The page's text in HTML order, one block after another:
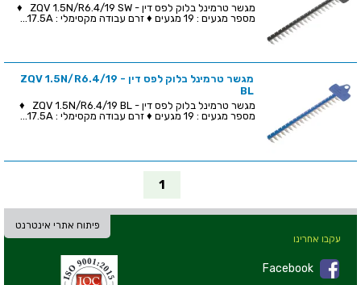
מגשר טרמינל בלוק לפס דין - ZQV 1.5N/R6.4/19 SW ♦
מספר מגעים : 19 מגעים ♦ זרם עבודה מקסימלי : 17.5A...
מגשר טרמינל בלוק לפס דין - ZQV 1.5N/R6.4/19
BL
מגשר טרמינל בלוק לפס דין - ZQV 1.5N/R6.4/19 BL ♦
מספר מגעים : 19 מגעים ♦ זרם עבודה מקסימלי : 17.5A...
1
פיתוח אתרי אינטרנט
עקבו אחרינו
Facebook